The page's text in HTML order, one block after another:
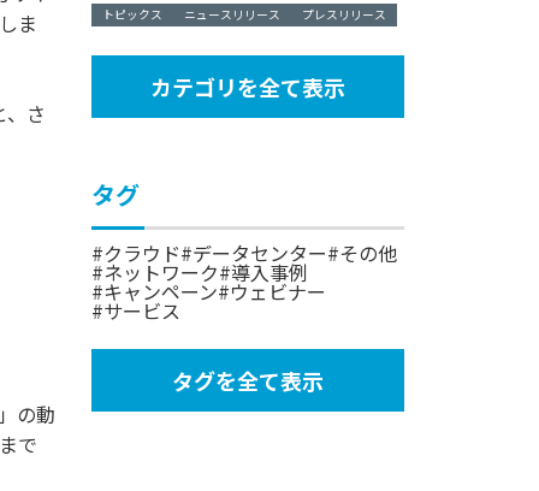
ま
さ
の動
で
トピックス ニュースリリース プレスリリース
カテゴリを全て表示
タグ
クラウド データセンター その他
ネットワーク 導入事例
キャンペーン ウェビナー
サービス
タグを全て表示